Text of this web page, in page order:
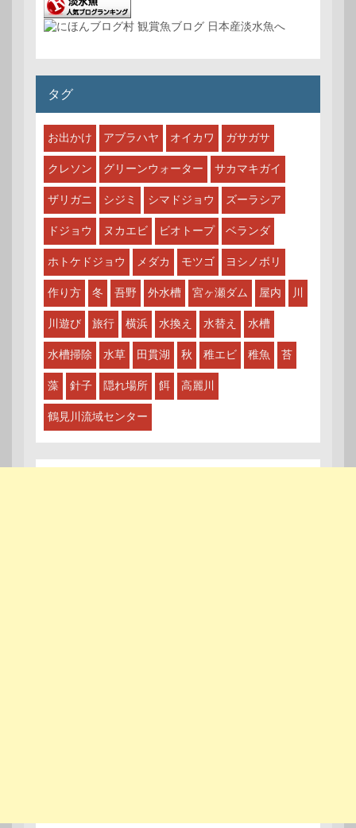
タグ
お出かけ アブラハヤ オイカワ ガサガサ
クレソン グリーンウォーター サカマキガイ
ザリガニ シジミ シマドジョウ ズーラシア
ドジョウ ヌカエビ ビオトープ ベランダ
ホトケドジョウ メダカ モツゴ ヨシノボリ
作り方 冬 吾野 外水槽 宮ヶ瀬ダム 屋内 川
川遊び 旅行 横浜 水換え 水替え 水槽
水槽掃除 水草 田貫湖 秋 稚エビ 稚魚 苔
藻 針子 隠れ場所 餌 高麗川
鶴見川流域センター